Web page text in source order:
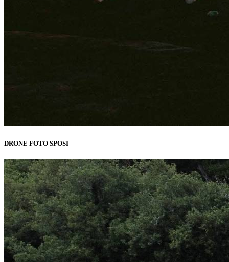
DRONE FOTO SPOSI